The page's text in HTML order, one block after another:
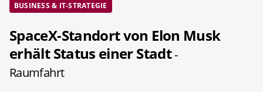
BUSINESS & IT-STRATEGIE
SpaceX-Standort von Elon Musk
erhält Status einer Stadt-
Raumfahrt